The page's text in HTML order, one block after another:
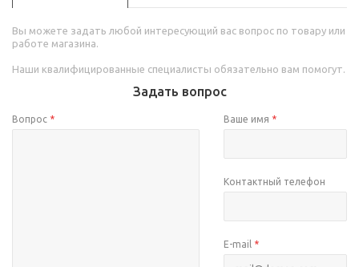
Вы можете задать любой интересующий вас вопрос по товару или
работе магазина.
Наши квалифицированные специалисты обязательно вам помогут.
Задать вопрос
Вопрос * Ваше имя *
Контактный телефон
E-mail *